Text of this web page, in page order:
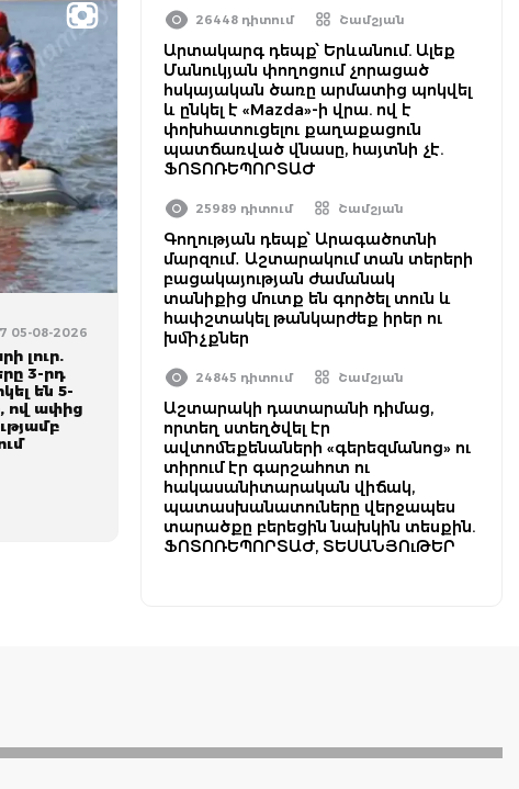
05-08-2026
լուր.
3-րդ
են 5-
ով ափից
26448 դիտում Շամշյան
Արտակարգ դեպք՝ Երևանում. Ալեք
Մանուկյան փողոցում չորացած
հսկայական ծառը արմատից պոկվել
և ընկել է «Mazda»-ի վրա. ով է
փոխհատուցելու քաղաքացուն
պատճառված վնասը, հայտնի չէ.
ՖՈՏՈՌԵՊՈՐՏԱԺ
25989 դիտում Շամշյան
Գողության դեպք՝ Արագածոտնի
մարզում․ Աշտարակում տան տերերի
բացակայության ժամանակ
տանիքից մուտք են գործել տուն և
հափշտակել թանկարժեք իրեր ու
խմիչքներ
24845 դիտում Շամշյան
Աշտարակի դատարանի դիմաց,
որտեղ ստեղծվել էր
ավտոմեքենաների «գերեզմանոց» ու
տիրում էր գարշահոտ ու
հակասանիտարական վիճակ,
պատասխանատուները վերջապես
տարածքը բերեցին նախկին տեսքին.
ՖՈՏՈՌԵՊՈՐՏԱԺ, ՏԵՍԱՆՅՈւԹԵՐ